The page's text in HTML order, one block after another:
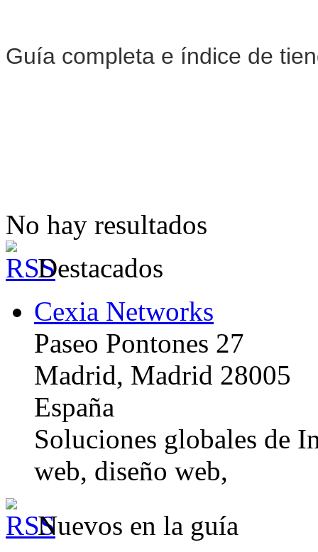
Guía completa e índice de
No hay resultados
Destacados
Cexia Networks
Paseo Pontones 27
Madrid, Madrid 28005
España
Soluciones globales de
web, diseño web,
Nuevos en la guía